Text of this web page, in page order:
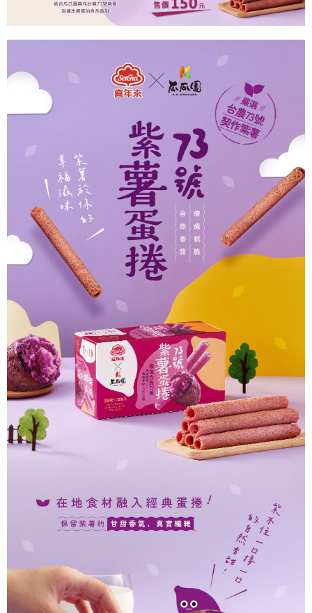
是否繳費成功／繳費後需取消欲退款等相關疑問，請聯繫「AFTEE先享後付
https://netprotections.freshdesk.com/support/home
【注意事項】
１．透過由恩沛科技股份有限公司提供之「AFTEE先享後付」服務完成之交
易，需依本服務之必要範圍內提供個人資料，並將交易相關給付款項請求債
權轉讓予恩沛科技股份有限公司。
２．關於個人資料處理事宜，請瀏覽以下網址：
https://aftee.tw/terms/#terms3
３．未成年的使用者請事先徵得法定代理人或監護人之同意方可使用
「AFTEE先享後付」，若未經同意申辦者引起之損失，本公司不負相關責
４．使用「AFTEE先享後付」時，將依據個別帳號之用戶狀況，依本公司即
時審查核予不同之上限額度；若仍有額度不足之情形，本公司將視審查結果
請求用戶進行身份認證。
５．嚴禁一人註冊多個帳號或使用他人資訊註冊。若發現惡意使用之情形，
恩沛科技股份有限公司將有權停止該用戶之使用額度並採取法律行動。